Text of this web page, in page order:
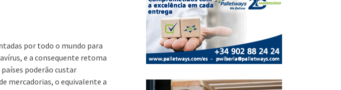
por todo o mundo para
e a consequente retoma
poderão custar
mercadorias, o equivalente a